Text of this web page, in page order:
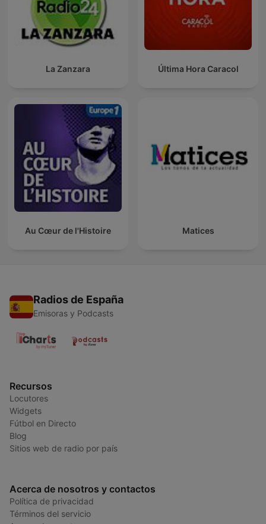
La Zanzara Última Hora Caracol
Au Cœur de l'Histoire Matices
Radios de España
Emisoras y Podcasts
Recursos
Locutores
Widgets
Fútbol en Directo
Blog
Sitios web de radio por país
Acerca de nosotros y contactos
Política de privacidad
Términos del servicio